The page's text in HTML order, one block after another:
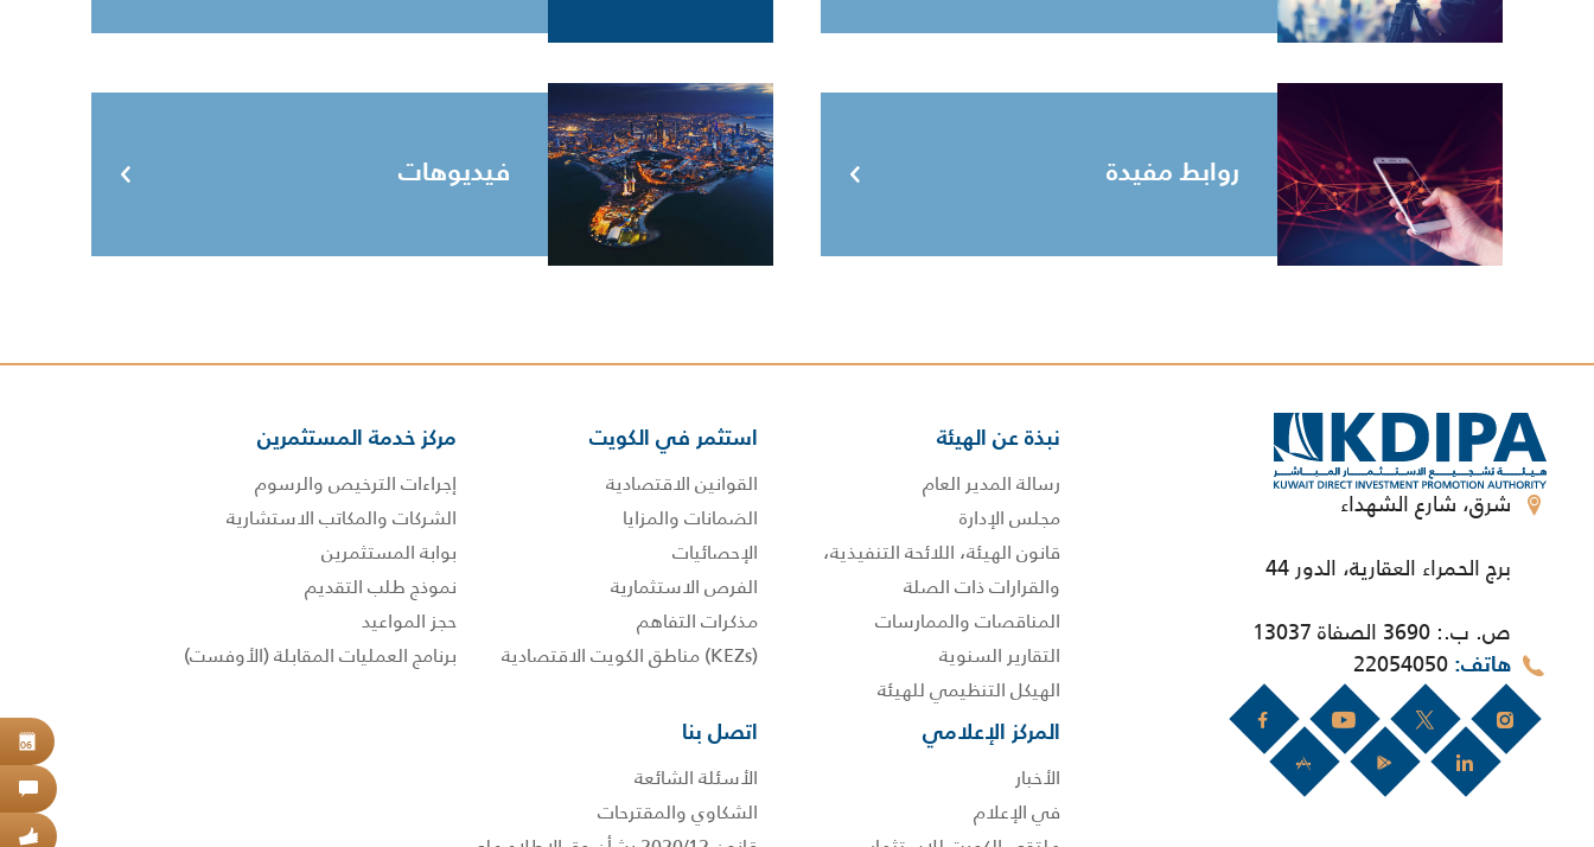
روابط مفيدة فيديوهات
شرق، شارع الشهداء
برج الحمراء العقارية، الدور 44
ص. ب.: 3690 الصفاة 13037
هاتف
نبذة عن الهيئة
رسالة المدير العام
مجلس الإدارة
قانون الهيئة، اللائحة التنفيذية،
والقرارات ذات الصلة
المناقصات والممارسات
التقارير السنوية
الهيكل التنظيمي للهيئة
استثمر في الكويت
القوانين الاقتصادية
الضمانات والمزايا
الإحصائيات
الفرص الاستثمارية
مذكرات التفاهم
(KEZs) مناطق الكويت الاقتصادية
مركز خدمة المستثمرين
إجراءات الترخيص والرسوم
الشركات والمكاتب الاستشارية
بوابة المستثمرين
نموذج طلب التقديم
حجز المواعيد
برنامج العمليات المقابلة (الأوفست)
المركز الإعلامي
الأخبار
في الإعلام
اتصل بنا
الأسئلة الشائعة
الشكاوي والمقترحات
06